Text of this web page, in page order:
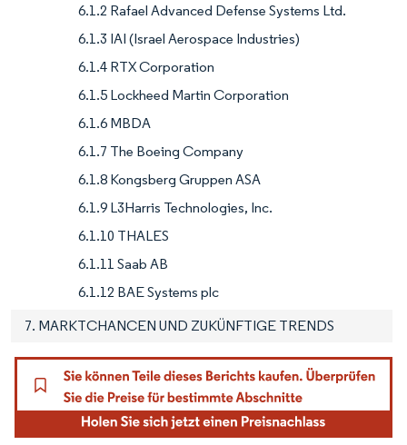
6.1.2 Rafael Advanced Defense Systems Ltd.
6.1.3 IAI (Israel Aerospace Industries)
6.1.4 RTX Corporation
6.1.5 Lockheed Martin Corporation
6.1.6 MBDA
6.1.7 The Boeing Company
6.1.8 Kongsberg Gruppen ASA
6.1.9 L3Harris Technologies, Inc.
6.1.10 THALES
6.1.11 Saab AB
6.1.12 BAE Systems plc
7. MARKTCHANCEN UND ZUKÜNFTIGE TRENDS